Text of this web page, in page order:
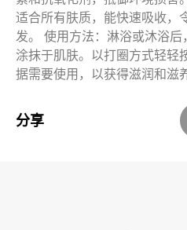
适合所有肤质，能快速吸收，
发。 使用方法：淋浴或沐浴
涂抹于肌肤。以打圈方式轻轻
据需要使用，以获得滋润和滋
分享